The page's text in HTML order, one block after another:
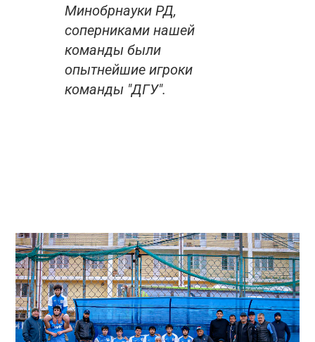
Минобрнауки РД,
соперниками нашей
команды были
опытнейшие игроки
команды "ДГУ".